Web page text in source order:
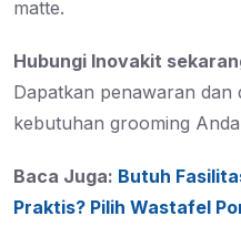
matte.
Hubungi Inovakit
Dapatkan penawaran dan
kebutuhan grooming
Baca Juga: Butuh
Praktis? Pilih Wastafel